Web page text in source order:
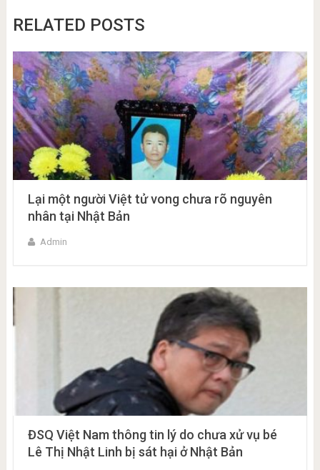
RELATED POSTS
Lại một người Việt tử vong chưa rõ nguyên
nhân tại Nhật Bản
Admin
ĐSQ Việt Nam thông tin lý do chưa xử vụ bé
Lê Thị Nhật Linh bị sát hại ở Nhật Bản